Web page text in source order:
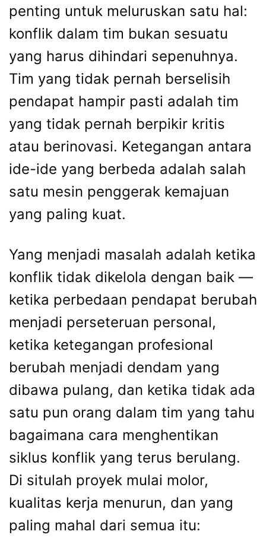
penting untuk meluruskan satu hal:
konflik dalam tim bukan sesuatu
yang harus dihindari sepenuhnya.
Tim yang tidak pernah berselisih
pendapat hampir pasti adalah tim
yang tidak pernah berpikir kritis
atau berinovasi. Ketegangan antara
ide-ide yang berbeda adalah salah
satu mesin penggerak kemajuan
yang paling kuat.
Yang menjadi masalah adalah ketika
konflik tidak dikelola dengan baik —
ketika perbedaan pendapat berubah
menjadi perseteruan personal,
ketika ketegangan profesional
berubah menjadi dendam yang
dibawa pulang, dan ketika tidak ada
satu pun orang dalam tim yang tahu
bagaimana cara menghentikan
siklus konflik yang terus berulang.
Di situlah proyek mulai molor,
kualitas kerja menurun, dan yang
paling mahal dari semua itu: